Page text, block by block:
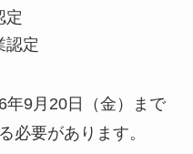
定
認定
9月20日（金）まで
必要があります。